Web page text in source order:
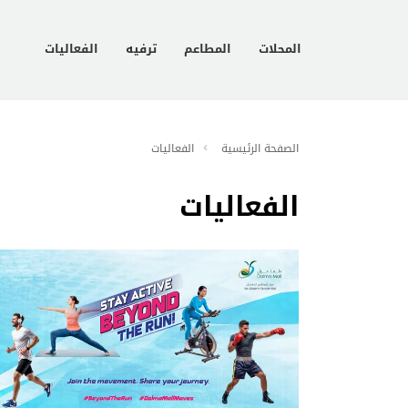
المحلات المطاعم ترفيه الفعاليات
الصفحة الرئيسية الفعاليات
الفعاليات